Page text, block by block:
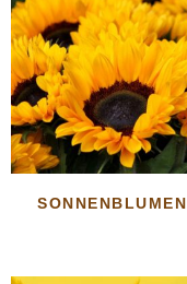
SONNENBLUMEN